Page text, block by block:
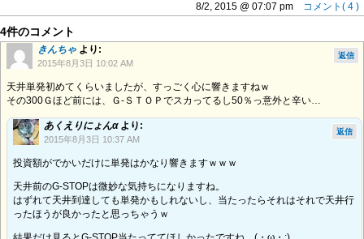
8/2, 2015 @ 07:07 pm コメント( 4 )
4件のコメント
きんちゃ より:
2015年8月3日 10:02 AM
天井単発初めてくらいましたが、すっごく心に響きますねｗ
その300Ｇほど前には、Ｇ-ＳＴＯＰでスカってるし50％っ意外と辛い…
返信
あくえりにょんα より:
2015年8月3日 10:37 AM
投資額がでかいだけに単発はかなり響きますｗｗｗ
天井前のG-STOPは微妙な気持ちになりますね。
はずれて天井到達しても単発かもしれないし、当たったらそれはそれで天井行
ったほうが良かったと思っちゃうｗ
返信